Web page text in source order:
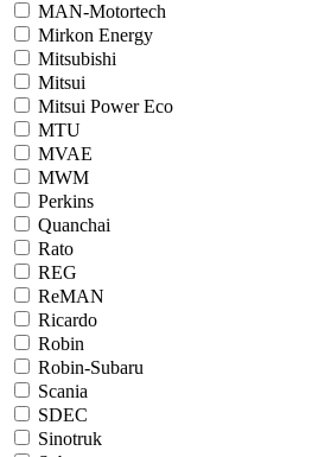
MAN-Motortech
Mirkon Energy
Mitsubishi
Mitsui
Mitsui Power Eco
MTU
MVAE
MWM
Perkins
Quanchai
Rato
REG
ReMAN
Ricardo
Robin
Robin-Subaru
Scania
SDEC
Sinotruk